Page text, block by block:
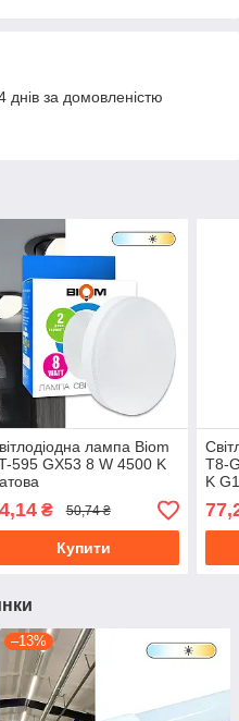
за домовленістю
лампа Biom
595 GX53 8 W 4500 K
₴ 50,74 ₴
Купити
T8-
K
–13%